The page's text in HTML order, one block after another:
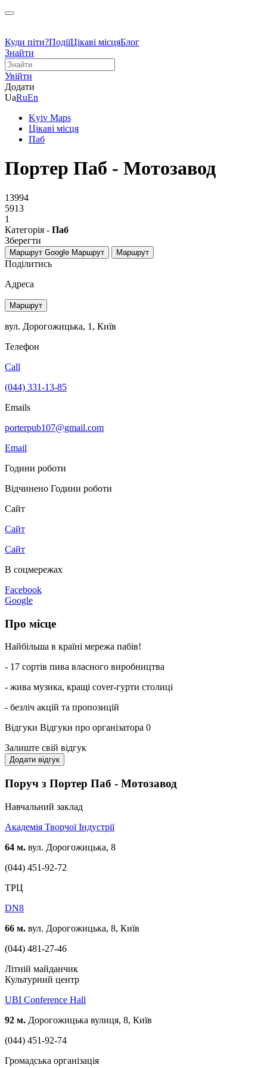
Куди піти?ПодіїЦікаві місцяБлог
Знайти
Увійти
Додати
UaRuEn
Kyiv Maps
Цікаві місця
Паб
Портер Паб - Мотозавод
13994
5913
1
Категорія - Паб
Зберегти
Маршрут Google Маршрут Маршрут
Поділитись
Адреса
Маршрут
вул. Дорогожицька, 1, Київ
Телефон
Call
(044) 331-13-85
Emails
porterpub107@gmail.com
Email
Години роботи
Відчинено Години роботи
Сайт
Сайт
Сайт
В соцмережах
Facebook
Google
Про місце
Найбільша в країні мережа пабів!
- 17 сортів пива власного виробництва
- жива музика, кращі cover-гурти столиці
- безліч акцій та пропозицій
Відгуки Відгуки про організатора 0
Залиште свій відгук
Додати відгук
Поруч з Портер Паб - Мотозавод
Навчальний заклад
Академія Творчої Індустрії
64 м. вул. Дорогожицька, 8
(044) 451-92-72
ТРЦ
DN8
66 м. вул. Дорогожицька, 8, Київ
(044) 481-27-46
Літній майданчик
Культурний центр
UBI Conference Hall
92 м. Дорогожицька вулиця, 8, Київ
(044) 451-92-74
Громадська організація